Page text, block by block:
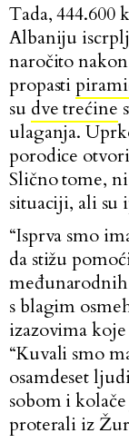
Tada, 444.600
Albaniju
naročito
propasti
su dve trećine
ulaganja.
porodice
Slično tome,
situaciji, ali
“Isprva smo
da stižu
međunarodnih
s blagim
izazovima
“Kuvali smo
osamdeset
sobom i
proterali iz